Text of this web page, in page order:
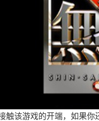
触该游戏的开端，如果